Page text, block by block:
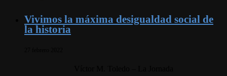
Vivimos la máxima desigualdad social de
la historia